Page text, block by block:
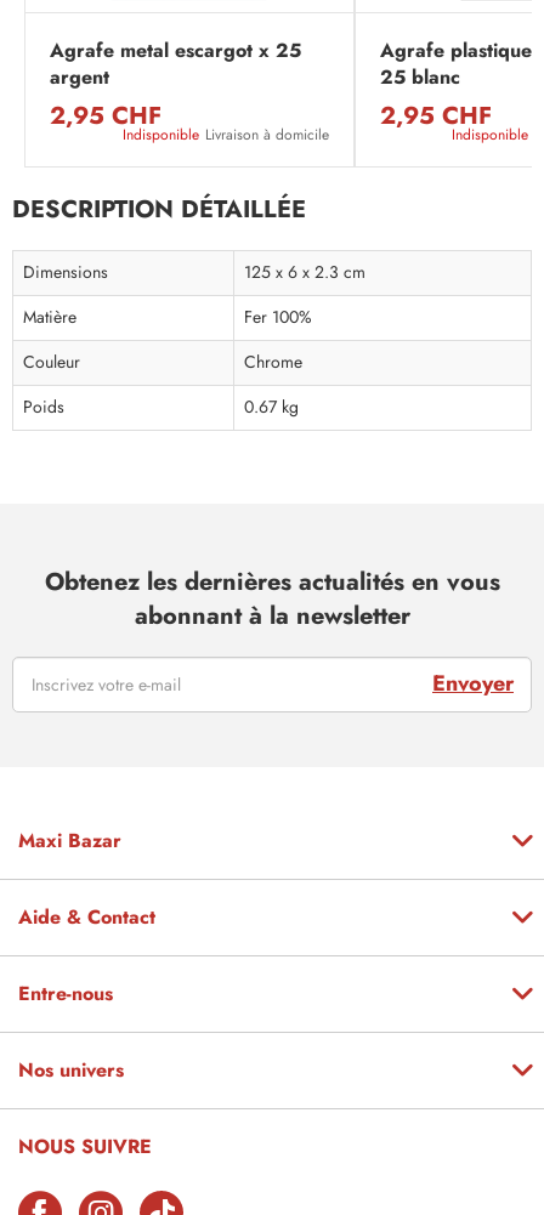
Agrafe metal escargot x 25
argent
2,95 CHF
Indisponible Livraison à domicile
Agrafe plastique
25 blanc
2,95 CHF
Indisponible
DESCRIPTION DÉTAILLÉE
Dimensions
125 x 6 x 2.3 cm
Matière
Fer 100%
Couleur
Chrome
Poids
0.67 kg
Obtenez les dernières actualités en vous
abonnant à la newsletter
Envoyer
Maxi Bazar
Aide & Contact
Entre-nous
Nos univers
NOUS SUIVRE